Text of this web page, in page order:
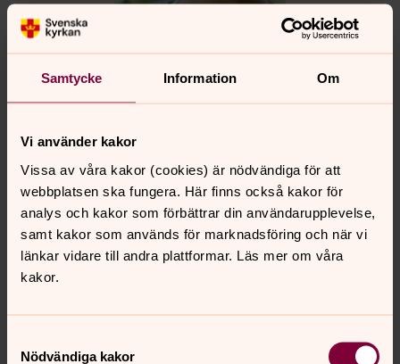
Samtycke Information Om
Vi använder kakor
Vissa av våra kakor (cookies) är nödvändiga för att
webbplatsen ska fungera. Här finns också kakor för
analys och kakor som förbättrar din användarupplevelse,
samt kakor som används för marknadsföring och när vi
länkar vidare till andra plattformar. Läs mer om våra
kakor.
Nödvändiga kakor
Sofia Johansson
Direkt: 0320-182 87Mobil: 070-757 27 23
E-post:Sofia.Johansson5@svenskakyrkan.se